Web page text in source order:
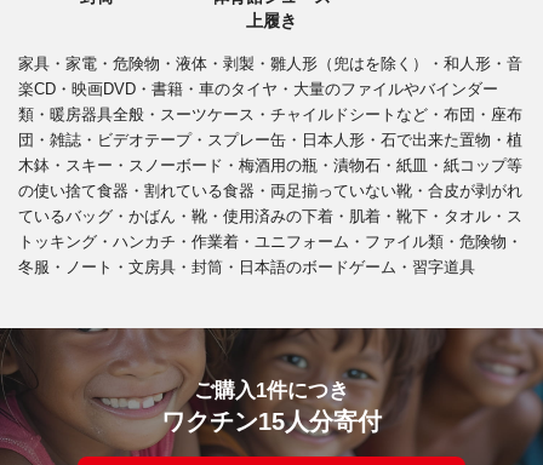
上履き
家具・家電・危険物・液体・剥製・雛人形（兜はを除く）・和人形・音
楽CD・映画DVD・書籍・車のタイヤ・大量のファイルやバインダー
類・暖房器具全般・スーツケース・チャイルドシートなど・布団・座布
団・雑誌・ビデオテープ・スプレー缶・日本人形・石で出来た置物・植
木鉢・スキー・スノーボード・梅酒用の瓶・漬物石・紙皿・紙コップ等
の使い捨て食器・割れている食器・両足揃っていない靴・合皮が剥がれ
ているバッグ・かばん・靴・使用済みの下着・肌着・靴下・タオル・ス
トッキング・ハンカチ・作業着・ユニフォーム・ファイル類・危険物・
冬服・ノート・文房具・封筒・日本語のボードゲーム・習字道具
ご購入1件につき
ワクチン15人分寄付